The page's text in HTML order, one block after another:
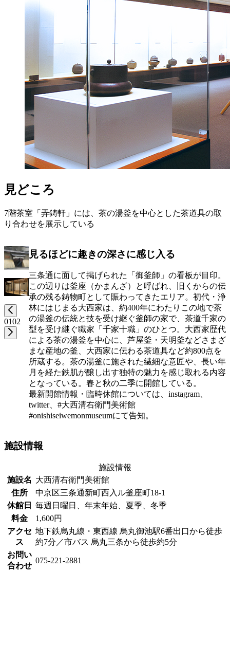
見どころ
7階茶室「弄鋳軒」には、茶の湯釜を中心とした茶道具の取
り合わせを展示している
0102
見るほどに趣きの深さに感じ入る
三条通に面して掲げられた「御釜師」の看板が目印。
この辺りは釜座（かまんざ）と呼ばれ、旧くからの伝
承の残る鋳物町として賑わってきたエリア。初代・浄
林にはじまる大西家は、約400年にわたりこの地で茶
の湯釜の伝統と技を受け継ぐ釜師の家で、茶道千家の
型を受け継ぐ職家「千家十職」のひとつ。大西家歴代
による茶の湯釜を中心に、芦屋釜・天明釜などさまざ
まな産地の釜、大西家に伝わる茶道具など約800点を
所蔵する。茶の湯釜に施された繊細な意匠や、長い年
月を経た鉄肌が醸し出す独特の魅力を感じ取れる内容
となっている。春と秋の二季に開館している。
最新開館情報・臨時休館については、instagram、
twitter、#大西清右衛門美術館
#onishiseiwemonmuseumにて告知。
施設情報
施設情報
施設名 大西清右衛門美術館
住所
中京区三条通新町西入ル釜座町18-1
休館日
毎週日曜日、年末年始、夏季、冬季
料金
1,600円
アクセ
ス
地下鉄烏丸線・東西線 烏丸御池駅6番出口から徒歩
約7分／市バス 烏丸三条から徒歩約5分
お問い
合わせ
075-221-2881